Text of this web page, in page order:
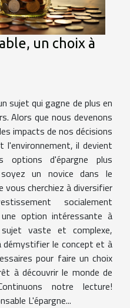
un choix à
sujet qui gagne de plus en
Alors que nous devenons
impacts de nos décisions
l'environnement, il devient
options d'épargne plus
un novice dans le
vous cherchiez à diversifier
socialement
option intéressante à
vaste et complexe,
démystifier le concept et à
pour faire un choix
à découvrir le monde de
notre lecture!
L'épargne...